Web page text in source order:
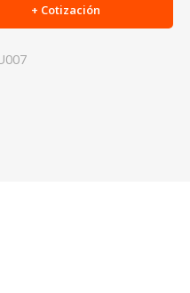
+ Cotización